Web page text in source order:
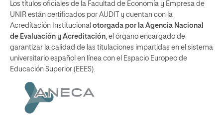
Los títulos oficiales de la Facultad de Economía y Empresa de
UNIR están certificados por AUDIT y cuentan con la
Acreditación Institucional otorgada por la Agencia Nacional
de Evaluación y Acreditación, el órgano encargado de
garantizar la calidad de las titulaciones impartidas en el sistema
universitario español en línea con el Espacio Europeo de
Educación Superior (EEES).